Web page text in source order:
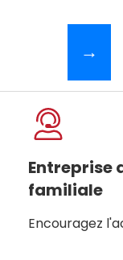
→
Entreprise
familiale
Encouragez